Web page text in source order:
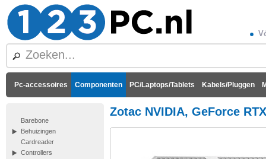
Pc-accessoires Componenten PC/Laptops/Tablets Kabels/Pluggen
Barebone
Behuizingen
Cardreader
Controllers
Zotac NVIDIA, GeForce